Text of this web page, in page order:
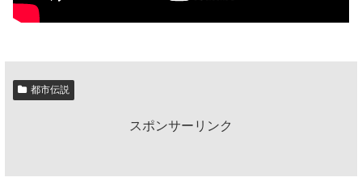
都市伝説
スポンサーリンク